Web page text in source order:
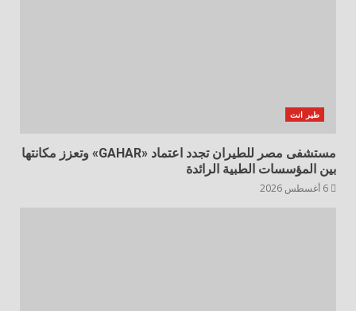
طير انت
مستشفى مصر للطيران تجدد اعتماد «GAHAR» وتعزز مكانتها
بين المؤسسات الطبية الرائدة